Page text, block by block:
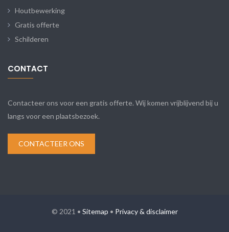
Houtbewerking
Gratis offerte
Schilderen
CONTACT
Contacteer ons voor een gratis offerte. Wij komen vrijblijvend bij u
langs voor een plaatsbezoek.
CONTACTEER ONS
© 2021 • Sitemap • Privacy & disclaimer